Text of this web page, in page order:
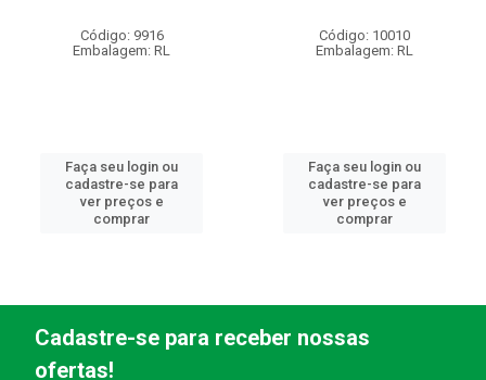
Código: 9916
Embalagem: RL
Faça seu login ou
cadastre-se para
ver preços e
comprar
Código: 10010
Embalagem: RL
Faça seu login ou
cadastre-se para
ver preços e
comprar
Cadastre-se para receber nossas
ofertas!